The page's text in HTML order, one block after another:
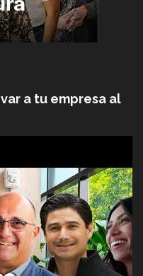
a tu empresa al